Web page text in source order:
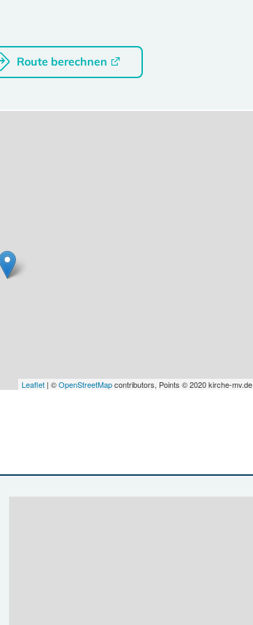
Route berechnen
Leaflet| ©OpenStreetMapcontributors, Points © 2020 kirche-mv.de